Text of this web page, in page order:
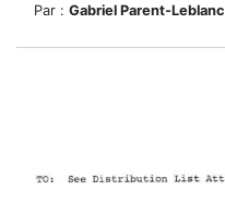
Par : Gabriel Parent-Leblanc